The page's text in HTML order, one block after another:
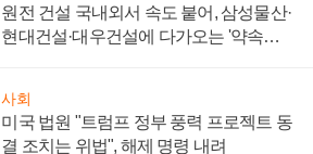
원전 건설 국내외서 속도 붙어, 삼성물산·
현대건설·대우건설에 다가오는 '약속의
사회
미국 법원 "트럼프 정부 풍력 프로젝트 동
결 조치는 위법", 해제 명령 내려